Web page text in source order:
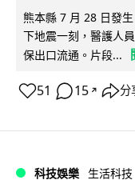
熊本縣 7 月 28 日發
下地震一刻，醫護人
保出口流通。片段...
51 15 ↗ 分
科技娛樂 生活科技